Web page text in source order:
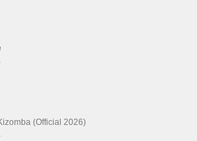
(Official 2026)